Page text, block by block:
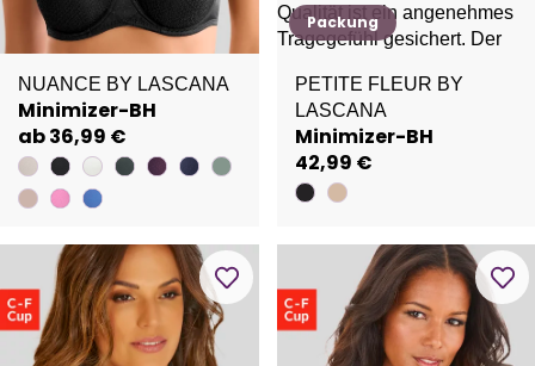
NUANCE BY LASCANA
Minimizer-BH
ab 36,99 €
Packung
PETITE FLEUR BY
LASCANA
Minimizer-BH
42,99 €